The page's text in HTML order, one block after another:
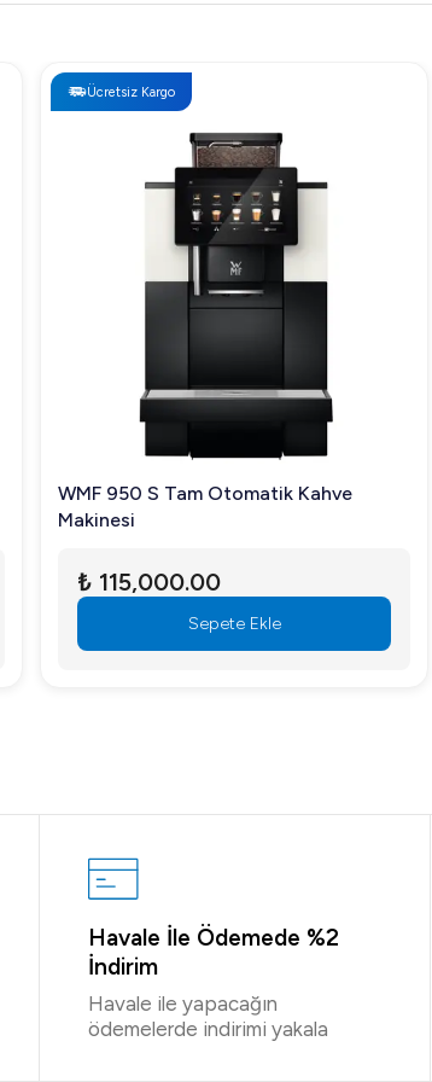
Ücretsiz Kargo
WMF 950 S Tam Otomatik Kahve
Makinesi
₺ 115,000.00
Sepete Ekle
Havale İle Ödemede %2
İndirim
Havale ile yapacağın
ödemelerde indirimi yakala